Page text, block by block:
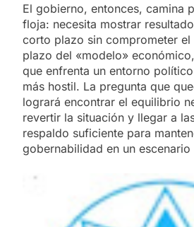
El gobierno, entonces, camina
floja: necesita mostrar
corto plazo sin comprometer
plazo del «modelo»
que enfrenta un entorno
más hostil. La pregunta que
logrará encontrar el equilibrio
revertir la situación y llegar a
respaldo suficiente para
gobernabilidad en un